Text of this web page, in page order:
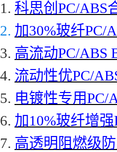
1. 科思创 PC/ABS
2. 加30%玻纤PC/
3. 高流动PC/ABS
4. 流动性优PC/
5. 电镀性专用PC/
6. 加10%玻纤增
7. 高透明阻燃级